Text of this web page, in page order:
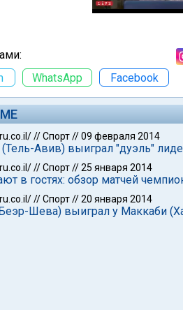
WhatsApp Facebook
//Спорт//09 февраля 2014
Авив) выиграл "дуэль"
//Спорт//25 января 2014
в гостях: обзор матчей
//Спорт//20 января 2014
Шева) выиграл у Маккаби